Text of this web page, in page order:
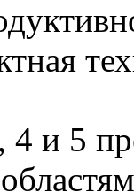
и 5